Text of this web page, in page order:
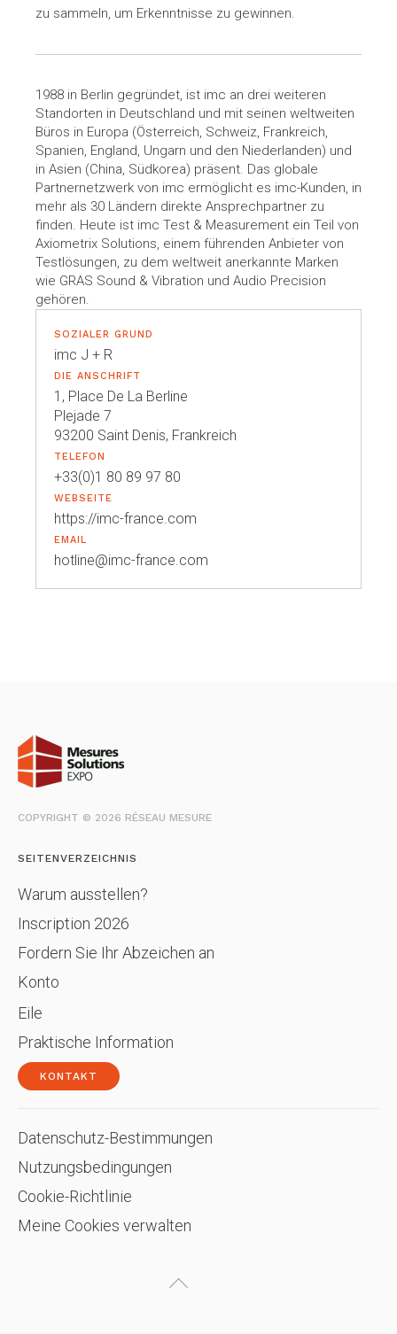
zu sammeln, um Erkenntnisse zu gewinnen.
1988 in Berlin gegründet, ist imc an drei weiteren
Standorten in Deutschland und mit seinen weltweiten
Büros in Europa (Österreich, Schweiz, Frankreich,
Spanien, England, Ungarn und den Niederlanden) und
in Asien (China, Südkorea) präsent. Das globale
Partnernetzwerk von imc ermöglicht es imc-Kunden, in
mehr als 30 Ländern direkte Ansprechpartner zu
finden. Heute ist imc Test & Measurement ein Teil von
Axiometrix Solutions, einem führenden Anbieter von
Testlösungen, zu dem weltweit anerkannte Marken
wie GRAS Sound & Vibration und Audio Precision
gehören.
SOZIALER GRUND
imc J + R
DIE ANSCHRIFT
1, Place De La Berline
Plejade 7
93200 Saint Denis, Frankreich
TELEFON
+33(0)1 80 89 97 80
WEBSEITE
https://imc-france.com
EMAIL
hotline@imc-france.com
COPYRIGHT © 2026 RÉSEAU MESURE
SEITENVERZEICHNIS
Warum ausstellen?
Inscription 2026
Fordern Sie Ihr Abzeichen an
Konto
Eile
Praktische Information
KONTAKT
Datenschutz-Bestimmungen
Nutzungsbedingungen
Cookie-Richtlinie
Meine Cookies verwalten